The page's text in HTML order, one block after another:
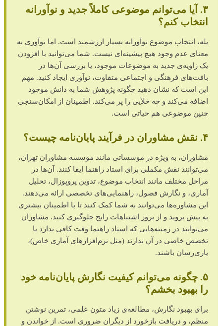
۳. آیا می‌توانم موضوعی کاملاً جدید و نوآورانه
انتخاب کنم؟
بله، انتخاب موضوع نوآورانه بسیار ارزشمند است. اما نوآوری به
معنای عدم وجود هیچ پیشینه‌ای نیست. شما می‌توانید با افزودن
یک زاویه‌ی جدید به موضوعات موجود، یا بررسی آن‌ها در
بافت‌های فرهنگی و اجتماعی متفاوت، نوآوری ایجاد کنید. مهم
این است که نشان دهید چگونه پژوهش شما به دانش موجود
اضافه می‌کند و چه خلأیی را پر می‌کند. اطمینان از امکان‌سنجی
چنین موضوعی هم حیاتی است.
۴. نقش مشاوران در فرآیند پایان‌نامه چیست؟
مشاوران، به ویژه در موسساتی مانند موسسه مشاوران تهران،
می‌توانند نقش مکملی برای استاد راهنما ایفا کنند. آن‌ها در
مراحل مختلف مانند انتخاب موضوع، تدوین پروپوزال، تحلیل
آماری، و نگارش فصول، راهنمایی‌های تخصصی ارائه می‌دهند.
این مشاوره‌ها می‌توانند به شما کمک کنند تا با اطمینان بیشتری
به پیش بروید و از بروز اشتباهات رایج جلوگیری کنید. مشاوران
می‌توانند در زمینه‌هایی که استاد راهنما وقت کافی ندارد یا
تخصص خاصی در آن ندارند (مثل نرم‌افزارهای آماری خاص)،
یاری‌رسان باشند.
۵. چگونه می‌توانم کیفیت نگارش پایان‌نامه خود
را بهبود بخشم؟
برای بهبود نگارش، مطالعه‌ی زیاد متون علمی، تمرین نوشتن
منظم، و دریافت بازخورد از دیگران ضروری است. از خواندن و